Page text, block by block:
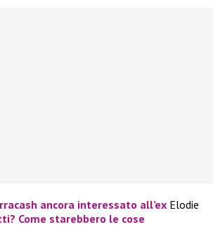
ancora interessato all’ex Elodie
Come starebbero le cose